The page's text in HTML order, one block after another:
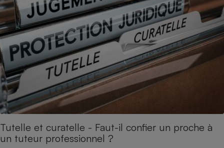
Tutelle et curatelle - Faut-il confier un proche à
un tuteur professionnel ?